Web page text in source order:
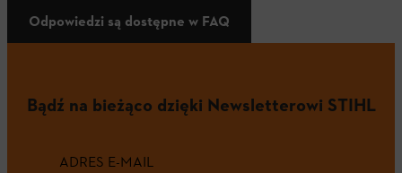
Odpowiedzi są dostępne w FAQ
Bądź na bieżąco dzięki Newsletterowi STIHL
ADRES E-MAIL